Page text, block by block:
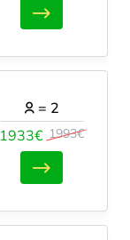
1933€ 1993€
= 2